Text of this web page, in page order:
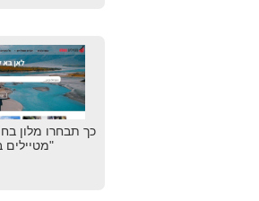
כך תבחרו מלון
"מטיילים